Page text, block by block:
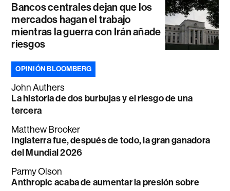
Bancos centrales dejan que los
mercados hagan el trabajo
mientras la guerra con Irán añade
riesgos
OPINIÓN BLOOMBERG
John Authers
La historia de dos burbujas y el riesgo de una
tercera
Matthew Brooker
Inglaterra fue, después de todo, la gran ganadora
del Mundial 2026
Parmy Olson
Anthropic acaba de aumentar la presión sobre